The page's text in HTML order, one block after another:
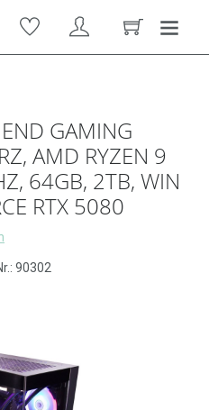
GAMING
AMD RYZEN 9
64GB, 2TB, WIN
RTX 5080
90302